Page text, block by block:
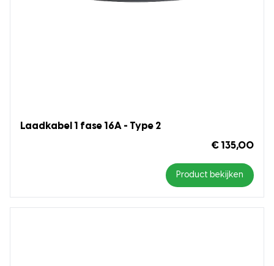
Laadkabel 1 fase 16A - Type 2
€ 135,00
Product bekijken